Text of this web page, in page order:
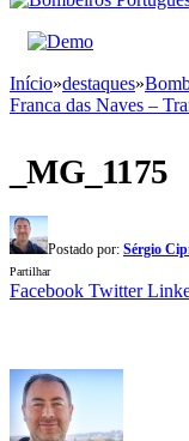
Início»destaques»
Franca das Naves –
_MG_1175
Postado por: Sérgio
Partilhar
Facebook Twitter